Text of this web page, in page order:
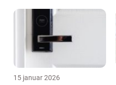
15 januar 2026